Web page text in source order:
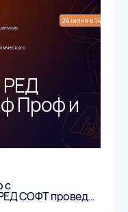
РЕД
Проф и
с
СОФТ проведет